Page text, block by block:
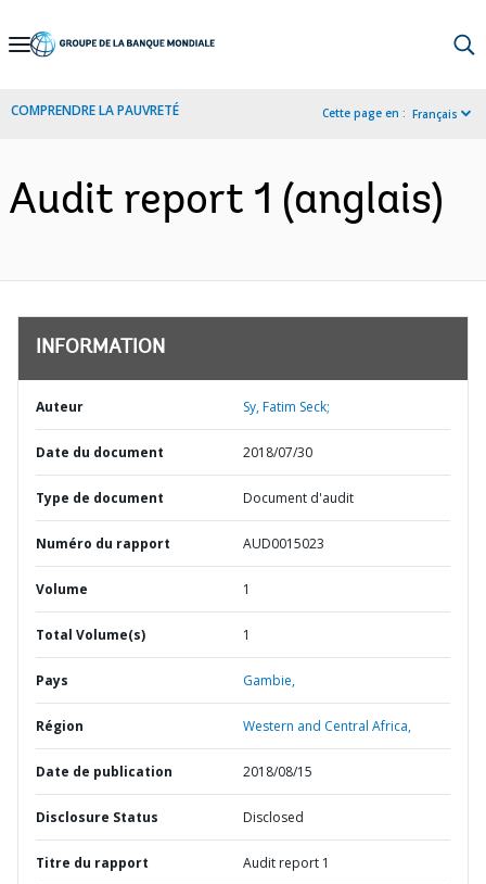
Skip
Navigation
COMPRENDRE LA PAUVRETÉ Cette page en : Français
Audit report 1 (anglais)
INFORMATION
Auteur Sy, Fatim Seck;
Date du document 2018/07/30
Type de document Document d'audit
Numéro du rapport AUD0015023
Volume 1
Total Volume(s) 1
Pays Gambie,
Région Western and Central Africa,
Date de publication 2018/08/15
Disclosure Status Disclosed
Titre du rapport Audit report 1